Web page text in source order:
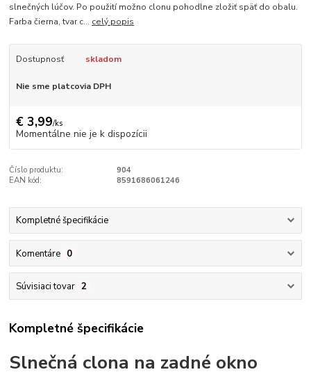
slnečných lúčov. Po použití možno clonu pohodlne zložiť späť do obalu.
Farba čierna, tvar c... celý popis
Dostupnosť skladom
Nie sme platcovia DPH
€ 3,99/ks
Momentálne nie je k dispozícii
Číslo produktu:
904
EAN kód:
8591686061246
Kompletné špecifikácie
Komentáre 0
Súvisiaci tovar 2
Kompletné špecifikácie
Slnečná clona na zadné okno